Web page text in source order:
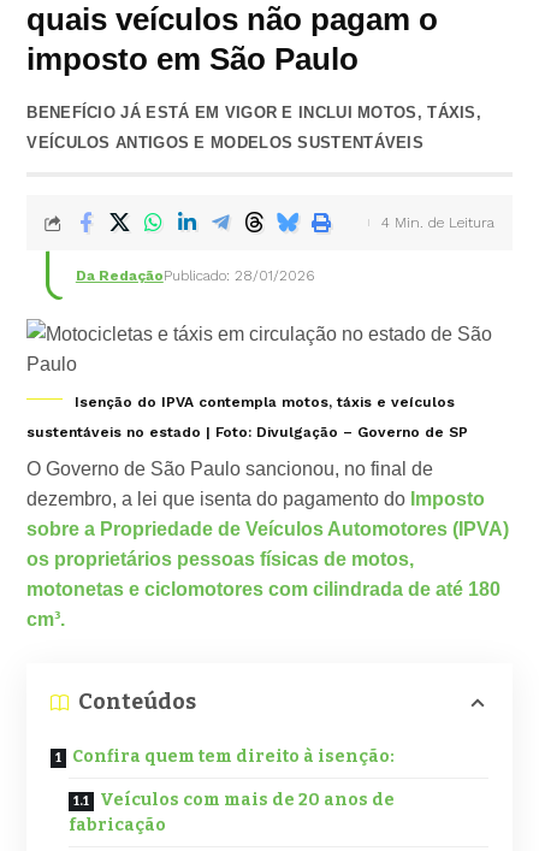
quais veículos não pagam o
imposto em São Paulo
BENEFÍCIO JÁ ESTÁ EM VIGOR E INCLUI MOTOS, TÁXIS,
VEÍCULOS ANTIGOS E MODELOS SUSTENTÁVEIS
Da RedaçãoPublicado: 28/01/2026
4 Min. de Leitura
Isenção do IPVA contempla motos, táxis e veículos
sustentáveis no estado | Foto: Divulgação – Governo de SP
O Governo de São Paulo sancionou, no final de
dezembro, a lei que isenta do pagamento do Imposto
sobre a Propriedade de Veículos Automotores (IPVA)
os proprietários pessoas físicas de motos,
motonetas e ciclomotores com cilindrada de até 180
cm³.
Conteúdos
Confira quem tem direito à isenção:
Veículos com mais de 20 anos de
fabricação